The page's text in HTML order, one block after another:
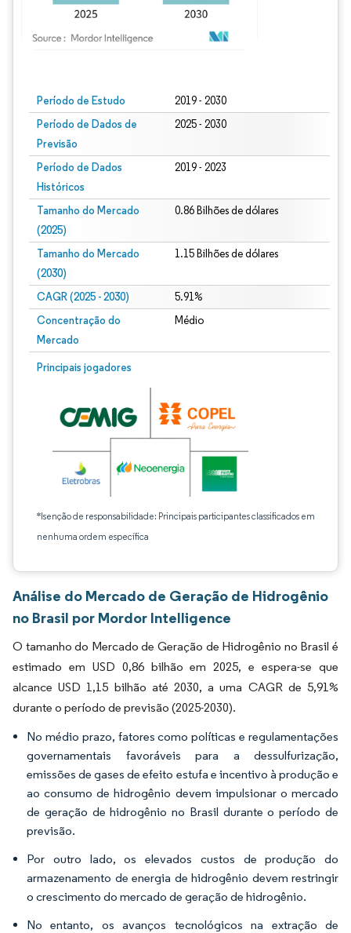
Período de Estudo 2019 - 2030
Período de Dados de
Previsão
2025 - 2030
Período de Dados
Históricos
2019 - 2023
Tamanho do Mercado
(2025)
0.86 Bilhões de dólares
Tamanho do Mercado
(2030)
1.15 Bilhões de dólares
CAGR (2025 - 2030) 5.91%
Concentração do
Mercado
Médio
Principais jogadores
*Isenção de responsabilidade: Principais participantes classificados em
nenhuma ordem específica
Análise do Mercado de Geração de Hidrogênio
no Brasil por Mordor Intelligence
O tamanho do Mercado de Geração de Hidrogênio no Brasil é
estimado em USD 0,86 bilhão em 2025, e espera-se que
alcance USD 1,15 bilhão até 2030, a uma CAGR de 5,91%
durante o período de previsão (2025-2030).
No médio prazo, fatores como políticas e regulamentações
governamentais favoráveis para a dessulfurização,
emissões de gases de efeito estufa e incentivo à produção e
ao consumo de hidrogênio devem impulsionar o mercado
de geração de hidrogênio no Brasil durante o período de
previsão.
Por outro lado, os elevados custos de produção do
armazenamento de energia de hidrogênio devem restringir
o crescimento do mercado de geração de hidrogênio.
No entanto, os avanços tecnológicos na extração de